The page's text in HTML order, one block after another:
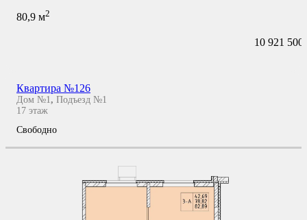
80,9 м2
10 921 500
Квартира №126
Дом №1, Подъезд №1
17 этаж
Свободно